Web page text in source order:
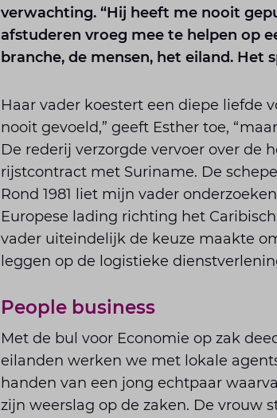
verwachting. “Hij heeft me nooit
afstuderen vroeg mee te helpen op
branche, de mensen, het eiland. Het
Haar vader koestert een diepe liefde
nooit gevoeld,” geeft Esther toe,
De rederij verzorgde vervoer over de
rijstcontract met Suriname. De
Rond 1981 liet mijn vader
Europese lading richting het
vader uiteindelijk de keuze maakte
leggen op de logistieke
People business
Met de bul voor Economie op zak
eilanden werken we met lokale
handen van een jong echtpaar
zijn weerslag op de zaken. De vrouw